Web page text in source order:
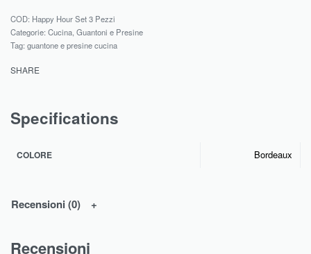
Happy Hour Set 3 Pezzi
Categorie: Cucina Guantoni e Presine
Tag: guantone e presine cucina
SHARE
Specifications
COLORE Bordeaux
Recensioni (0)
Recensioni